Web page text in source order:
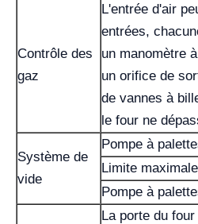
Contrôle des
gaz
L'entrée d'air
entrées,
un manomètre
un orifice de
de vannes à
le four ne
Système de
vide
Pompe à
Limite
Pompe à
La porte du